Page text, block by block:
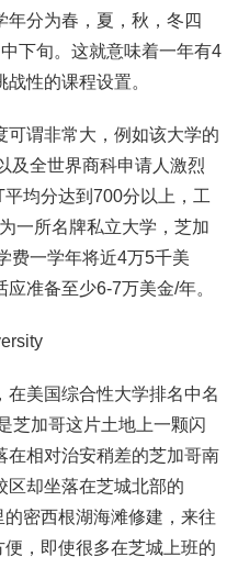
分为春，夏，秋，冬四
下旬。这就意味着一年有4
性的课程设置。
可谓非常大，例如该大学的
及全世界商科申请人激烈
均分达到700分以上，工
一所名牌私立大学，芝加
费一学年将近4万5千美
准备至少6-7万美金/年。
美国综合性大学排名中名
芝加哥这片土地上一颗闪
在相对治安稍差的芝加哥南
区却坐落在芝城北部的
密西根湖海滩修建，来往
，即使很多在芝城上班的